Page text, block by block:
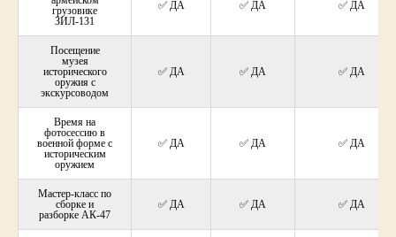
грузовике
ЗИЛ-131
✅ ДА ✅ ДА ✅ ДА
Посещение
музея
исторического
оружия с
экскурсоводом
✅ ДА ✅ ДА ✅ ДА
Время на
фотосессию в
военной форме с
историческим
оружием
✅ ДА ✅ ДА ✅ ДА
Мастер-класс по
сборке и
разборке АК-47
✅ ДА ✅ ДА ✅ ДА